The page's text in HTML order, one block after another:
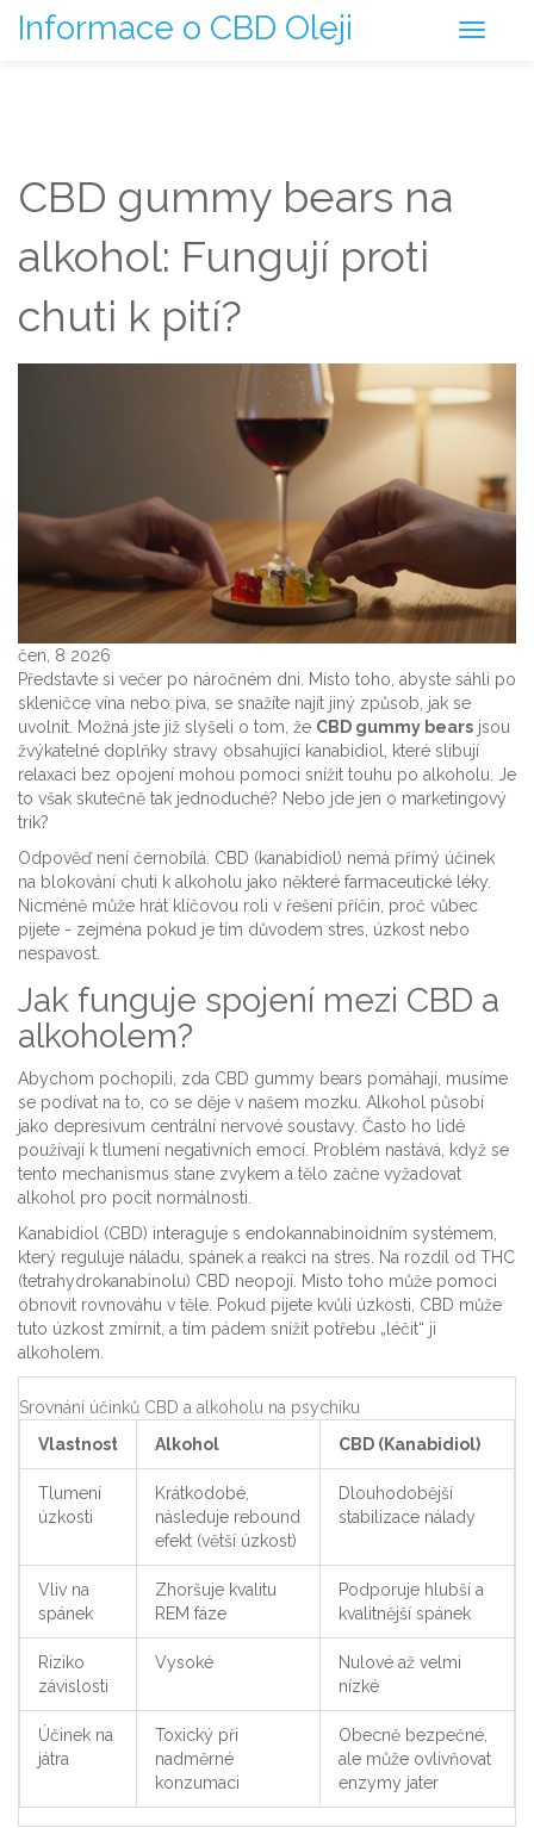
Informace o CBD Oleji
CBD gummy bears na
alkohol: Fungují proti
chuti k pití?
čen, 8 2026
Představte si večer po náročném dni. Místo toho, abyste sáhli po
skleničce vína nebo piva, se snažíte najít jiný způsob, jak se
uvolnit. Možná jste již slyšeli o tom, že CBD gummy bears jsou
žvýkatelné doplňky stravy obsahující kanabidiol, které slibují
relaxaci bez opojení mohou pomoci snížit touhu po alkoholu. Je
to však skutečně tak jednoduché? Nebo jde jen o marketingový
trik?
Odpověď není černobílá. CBD (kanabidiol) nemá přímý účinek
na blokování chuti k alkoholu jako některé farmaceutické léky.
Nicméně může hrát klíčovou roli v řešení příčin, proč vůbec
pijete - zejména pokud je tím důvodem stres, úzkost nebo
nespavost.
Jak funguje spojení mezi CBD a
alkoholem?
Abychom pochopili, zda CBD gummy bears pomáhají, musíme
se podívat na to, co se děje v našem mozku. Alkohol působí
jako depresivum centrální nervové soustavy. Často ho lidé
používají k tlumení negativních emocí. Problém nastává, když se
tento mechanismus stane zvykem a tělo začne vyžadovat
alkohol pro pocit normálnosti.
Kanabidiol (CBD) interaguje s endokannabinoidním systémem
který reguluje náladu, spánek a reakci na stres. Na rozdíl od THC
(tetrahydrokanabinolu) CBD neopojí. Místo toho může pomoci
obnovit rovnováhu v těle. Pokud pijete kvůli úzkosti, CBD může
tuto úzkost zmírnit, a tím pádem snížit potřebu „léčit“ ji
alkoholem.
Srovnání účinků CBD a alkoholu na psychiku
Vlastnost
Alkohol CBD (Kanabidiol)
Tlumení
úzkosti
Krátkodobé,
následuje rebound
efekt (větší úzkost)
Dlouhodobější
stabilizace nálady
Vliv na
spánek
Zhoršuje kvalitu
REM fáze
Podporuje hlubší a
kvalitnější spánek
Riziko
závislosti
Vysoké
Nulové až velmi
nízké
Účinek na
játra
Toxický při
nadměrné
konzumaci
Obecně bezpečné,
ale může ovlivňovat
enzymy jater